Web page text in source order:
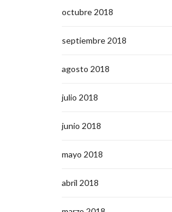
octubre 2018
septiembre 2018
agosto 2018
julio 2018
junio 2018
mayo 2018
abril 2018